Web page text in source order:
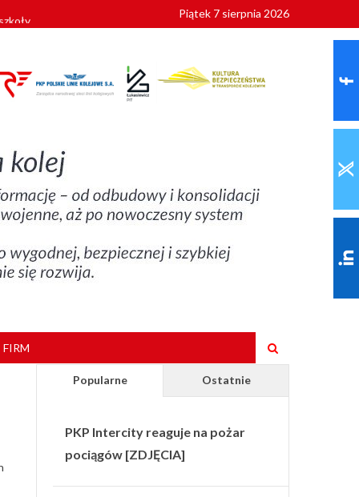
Piątek 7 sierpnia 2026
Popularne Ostatnie
PKP Intercity reaguje na pożar
pociągów [ZDJĘCIA]